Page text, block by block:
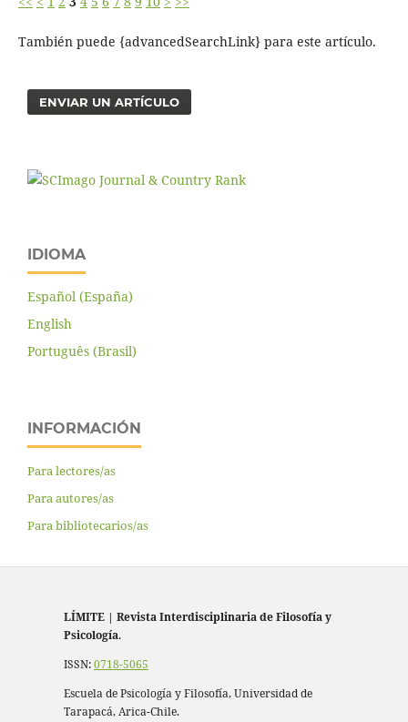
También puede {advancedSearchLink} para este artículo.
ENVIAR UN ARTÍCULO
IDIOMA
Español (España)
English
Português (Brasil)
INFORMACIÓN
Para lectores/as
Para autores/as
Para bibliotecarios/as
LÍMITE | Revista Interdisciplinaria de Filosofía y
Psicología.
ISSN:0718-5065
Escuela de Psicología y Filosofía, Universidad de
Tarapacá, Arica-Chile.